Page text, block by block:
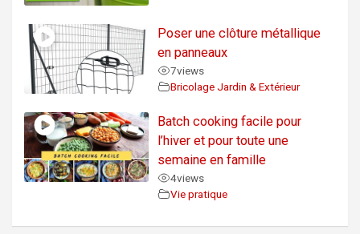
Poser une clôture métallique
en panneaux
7views
Bricolage Jardin & Extérieur
Batch cooking facile pour
l’hiver et pour toute une
semaine en famille
4views
Vie pratique